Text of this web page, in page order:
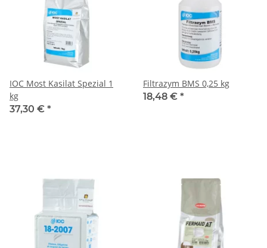
IOC Most Kasilat Spezial 1
kg
37,30 € *
Filtrazym BMS 0,25 kg
18,48 € *